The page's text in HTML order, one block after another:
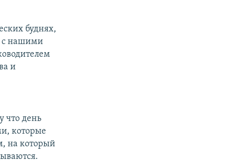
буднях,
с нашими
и
что день
которые
на который